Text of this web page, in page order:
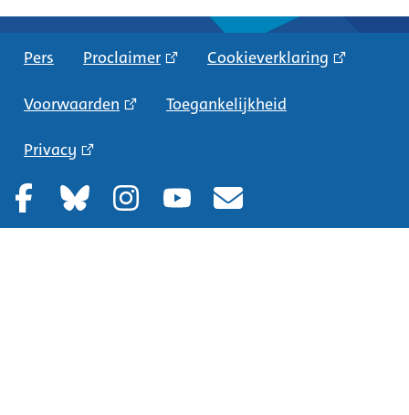
Pers Proclaimer Cookieverklaring
Voorwaarden Toegankelijkheid
Privacy